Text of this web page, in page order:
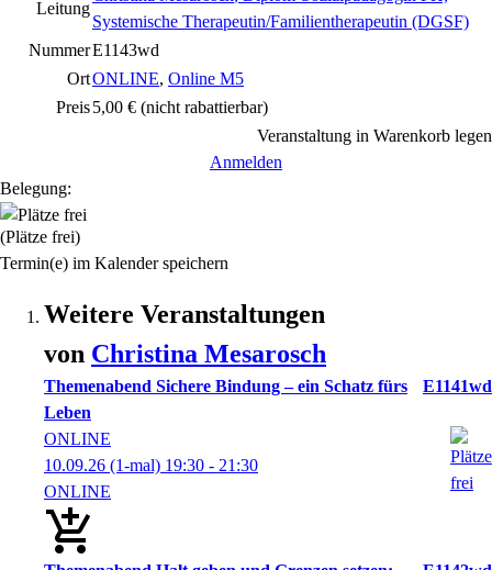
Leitung
Systemische Therapeutin/Familientherapeutin (DGSF)
NummerE1143wd
OrtONLINE, Online M5
Preis5,00 € (nicht rabattierbar)
Veranstaltung in Warenkorb legen
Anmelden
Belegung:
(Plätze frei)
Termin(e) im Kalender speichern
Weitere Veranstaltungen
von Christina Mesarosch
Themenabend Sichere Bindung – ein Schatz fürs
Leben
E1141wd
ONLINE
10.09.26 (1-mal) 19:30 - 21:30
ONLINE